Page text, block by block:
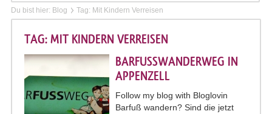
Du bist hier: Blog Tag: Mit Kindern Verreisen
TAG: MIT KINDERN VERREISEN
BARFUSSWANDERWEG IN A
PPENZELL
Follow my blog with Bloglovin
Barfuß wandern? Sind die jetzt